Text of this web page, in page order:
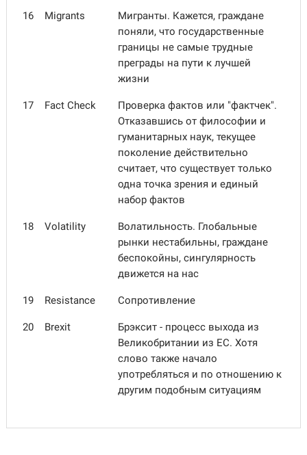
16 Migrants
Мигранты. Кажется, граждане
поняли, что государственные
границы не самые трудные
преграды на пути к лучшей
жизни
17 Fact Check
Проверка фактов или "фактчек".
Отказавшись от философии и
гуманитарных наук, текущее
поколение действительно
считает, что существует только
одна точка зрения и единый
набор фактов
18 Volatility
Волатильность. Глобальные
рынки нестабильны, граждане
беспокойны, сингулярность
движется на нас
19 Resistance Сопротивление
20 Brexit
Брэксит - процесс выхода из
Великобритании из ЕС. Хотя
слово также начало
употребляться и по отношению к
другим подобным ситуациям